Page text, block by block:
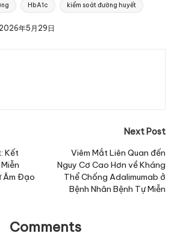
HbA1c kiểm soát đường huyết
年5月29日
Kết
Âm Đạo
Next Post
Viêm Mắt Liên Quan đến
Nguy Cơ Cao Hơn về Kháng
Thể Chống Adalimumab ở
Bệnh Nhân Bệnh Tự Miễn
Comments